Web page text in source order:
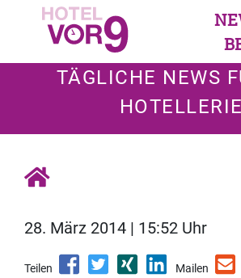
TÄGLICHE NEWS
HOTELLERIE
28. März 2014 | 15:52 Uhr
Teilen Mailen